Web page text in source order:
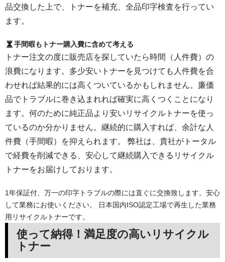
品交換した上で、トナーを補充、全品印字検査を行ってい
ます。
手間暇もトナー購入費に含めて考える
トナー注文の度に販売店を探していたら時間（人件費）の
浪費になります。多少安いトナーを見つけても人件費を合
わせれば結果的には高くついているかもしれません。廉価
品でトラブルに巻き込まれれば確実に高くつくことになり
ます。何のために純正品より安いリサイクルトナーを使っ
ているのか分かりません。継続的に購入すれば、余計な人
件費（手間暇）を抑えられます。 弊社は、貴社がトータル
で経費を削減できる、安心して継続購入できるリサイクル
トナーをお届けしております。
1年保証付、万一の印字トラブルの際には直ぐに交換致します。安心
して業務にお使いください。 日本国内ISO認定工場で再生した業務
用リサイクルトナーです。
使って納得！満足度の高いリサイクル
トナー